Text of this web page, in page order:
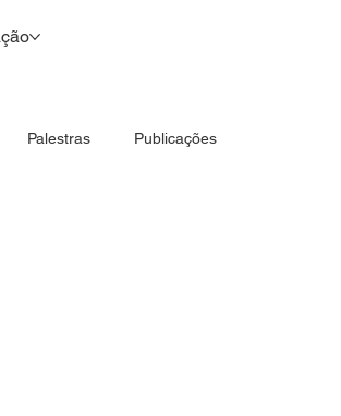
Palestras Publicações